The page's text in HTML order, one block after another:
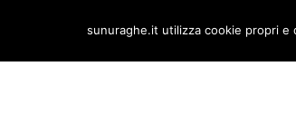
content
sunuraghe.it utilizza cookie propri e